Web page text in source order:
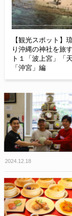
【観光スポット】
り沖縄の神社を旅
ト１「波上宮」「
「沖宮」編
2024.12.18